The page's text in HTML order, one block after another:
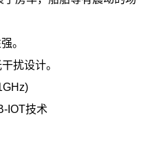
。
扰设计。
IOT技术